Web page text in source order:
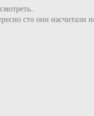
сто они насчитали